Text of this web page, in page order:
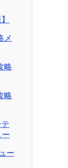
メ
略
略
ー
ー